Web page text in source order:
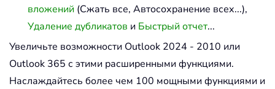
вложений (Сжать все, Автосохранение всех...),
Удаление дубликатов и Быстрый отчет...
Увеличьте возможности Outlook 2024 - 2010 или
Outlook 365 с этими расширенными функциями.
Наслаждайтесь более чем 100 мощными функциями и